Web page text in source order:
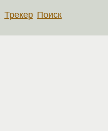
Трекер Поиск